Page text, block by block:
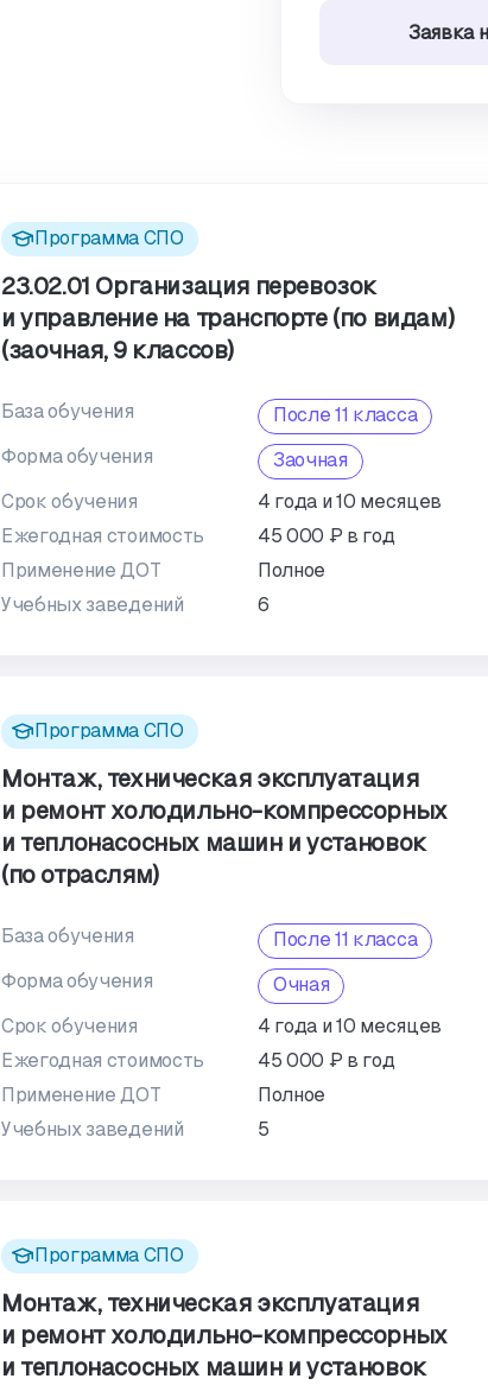
Заявка
Программа СПО
23.02.01 Организация перевозок
и управление на транспорте (по видам)
(заочная, 9 классов)
База обучения
После 11 класса
Форма обучения
Заочная
Срок обучения
4 года и 10 месяцев
Ежегодная стоимость
45 000 ₽ в год
Применение ДОТ
Полное
Учебных заведений
6
Программа СПО
Монтаж, техническая эксплуатация
и ремонт холодильно-компрессорных
и теплонасосных машин и установок
(по отраслям)
База обучения
После 11 класса
Форма обучения
Очная
Срок обучения
4 года и 10 месяцев
Ежегодная стоимость
45 000 ₽ в год
Применение ДОТ
Полное
Учебных заведений
5
Программа СПО
Монтаж, техническая эксплуатация
и ремонт холодильно-компрессорных
и теплонасосных машин и установок